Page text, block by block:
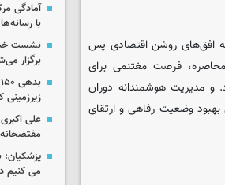
افق‌های روشن اقتصادی پس
فرصت مغتنمی برای
و مدیریت هوشمندانه دوران
وضعیت رفاهی و ارتقای
آمادگی
با
نشست
برگزار
زیرزمینی
علی
پزشکیان:
می کنیم